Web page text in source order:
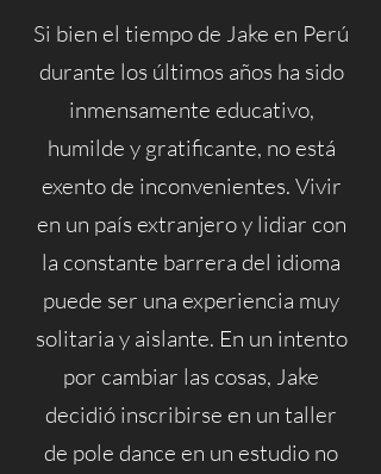
Si bien el tiempo de Jake en Perú
durante los últimos años ha sido
inmensamente educativo,
humilde y gratificante, no está
exento de inconvenientes. Vivir
en un país extranjero y lidiar con
la constante barrera del idioma
puede ser una experiencia muy
solitaria y aislante. En un intento
por cambiar las cosas, Jake
decidió inscribirse en un taller
de pole dance en un estudio no